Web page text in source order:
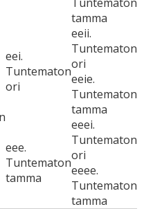
tamma
eei.
Tuntematon
ori
eeii.
Tuntematon
ori
eeie.
Tuntematon
tamma
eee.
Tuntematon
tamma
eeei.
Tuntematon
ori
eeee.
Tuntematon
tamma